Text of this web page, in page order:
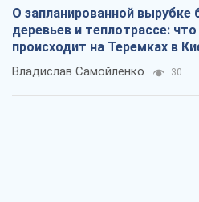
О запланированной вырубке
деревьев и теплотрассе: что
происходит на Теремках в
Владислав Самойленко 30